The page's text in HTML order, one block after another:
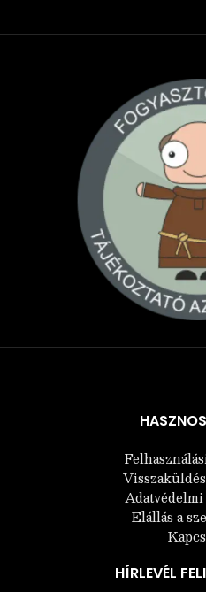
Elállás a
HÍRLEVÉL